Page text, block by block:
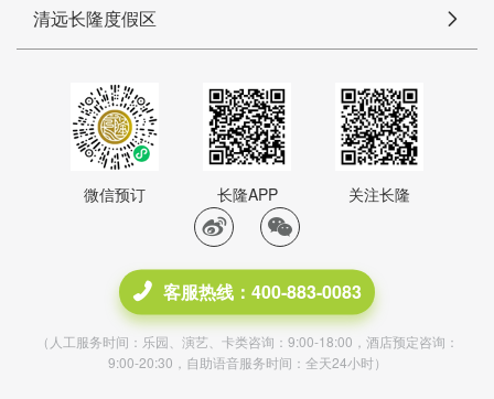
清远长隆度假区
微信预订 长隆APP 关注长隆
客服热线：400-883-0083
（人工服务时间：乐园、演艺、卡类咨询：9:00-18:00，酒店预定咨询：
9:00-20:30，自助语音服务时间：全天24小时）